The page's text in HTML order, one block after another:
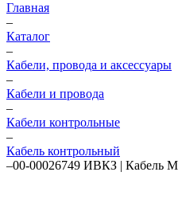
Главная
–
Каталог
–
Кабели, провода и аксессуары
–
Кабели и провода
–
Кабели контрольные
–
Кабель контрольный
–00-00026749 ИВКЗ |